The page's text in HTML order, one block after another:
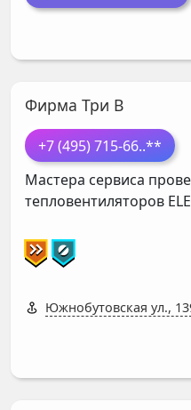
Фирма Три В
+7 (495) 715-66..**
Мастера сервиса
тепловентиляторов
Южнобутовская ул.,